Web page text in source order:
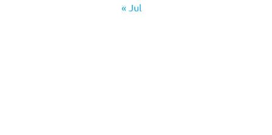
« Jul